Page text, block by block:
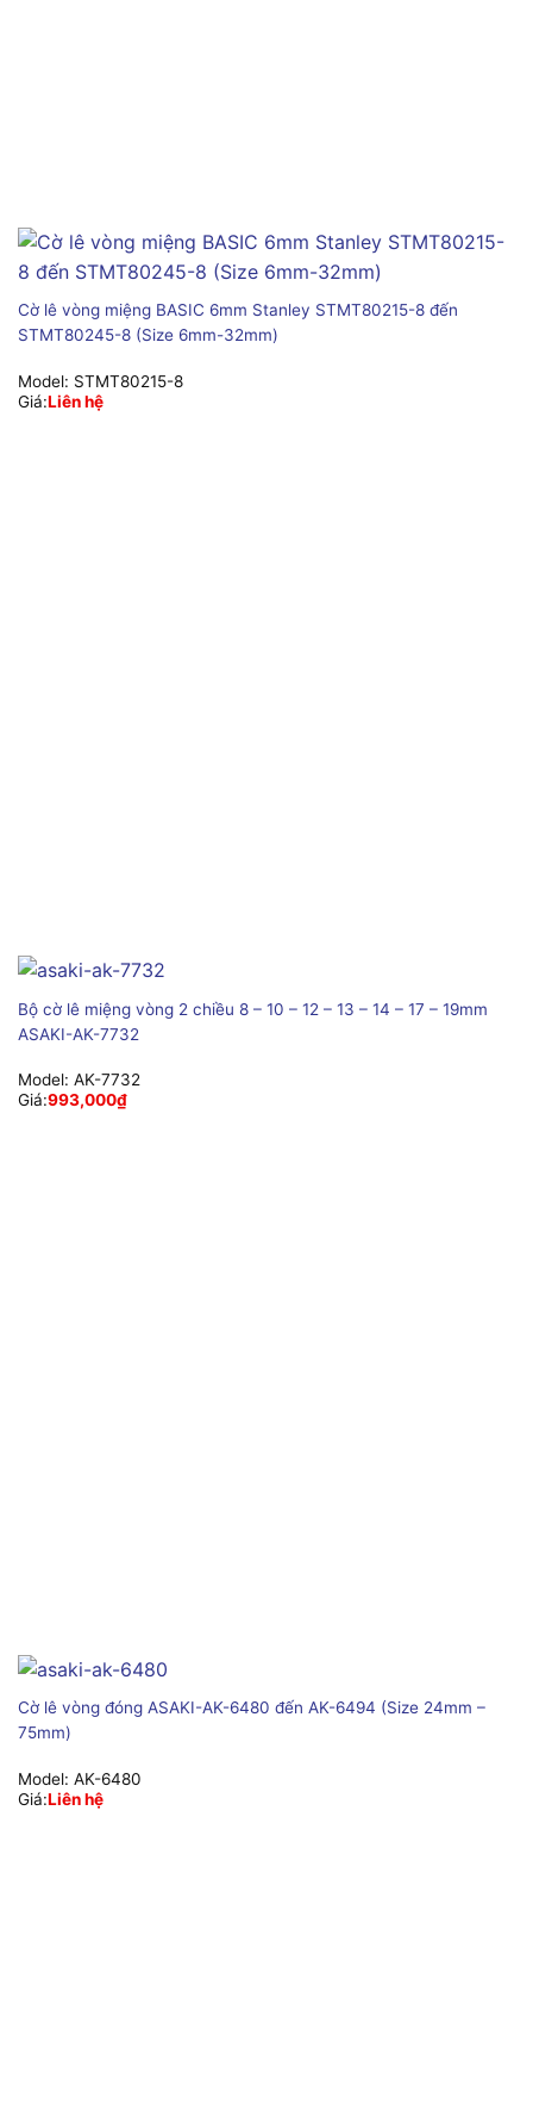
Cờ lê vòng miệng BASIC 6mm Stanley STMT80215-8 đến
STMT80245-8 (Size 6mm-32mm)
Model: STMT80215-8
Giá:Liên hệ
Bộ cờ lê miệng vòng 2 chiều 8 – 10 – 12 – 13 – 14 – 17 – 19mm
ASAKI-AK-7732
Model: AK-7732
Giá:993,000₫
Cờ lê vòng đóng ASAKI-AK-6480 đến AK-6494 (Size 24mm –
75mm)
Model: AK-6480
Giá:Liên hệ